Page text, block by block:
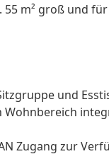
m² groß und
und
Zugang zur